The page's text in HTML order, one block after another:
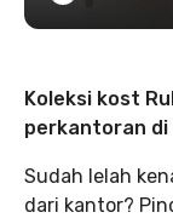
Koleksi kost
perkantoran di
Sudah lelah
dari kantor?